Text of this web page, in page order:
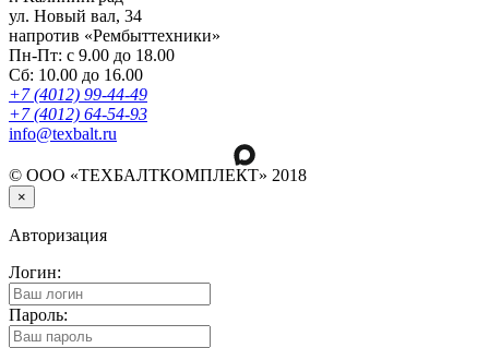
ул. Новый вал, 34
напротив «Рембыттехники»
Пн-Пт: с 9.00 до 18.00
Сб: 10.00 до 16.00
+7 (4012) 99-44-49
+7 (4012) 64-54-93
info@texbalt.ru
© ООО «ТЕХБАЛТКОМПЛЕКТ» 2018
×
Авторизация
Логин:
Пароль: